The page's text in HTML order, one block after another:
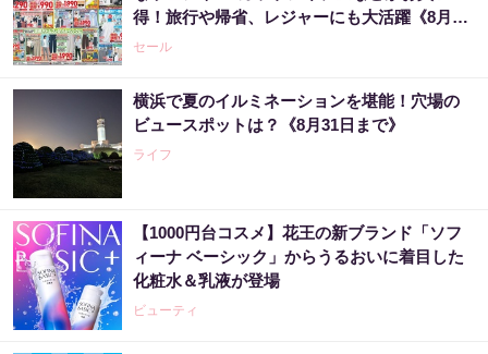
得！旅行や帰省、レジャーにも大活躍《8月13
日まで》
セール
横浜で夏のイルミネーションを堪能！穴場の
ビュースポットは？《8月31日まで》
ライフ
【1000円台コスメ】花王の新ブランド「ソフ
ィーナ ベーシック」からうるおいに着目した
化粧水＆乳液が登場
ビューティ